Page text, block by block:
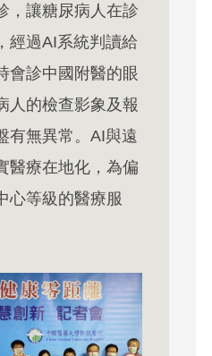
，讓糖尿病人在診
經過AI系統判讀給
會診中國附醫的眼
人的檢查影象及報
有無異常。AI與遠
醫療在地化，為偏
心等級的醫療服